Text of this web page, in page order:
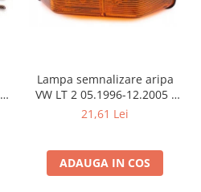
Lampa semnalizare aripa
VW LT 2 05.1996-12.2005 ;
Mercedes Sprinter 1995-
Neoplan Euroliner,
Starliner,Centroliner,
21,61 Lei
ADAUGA IN COS